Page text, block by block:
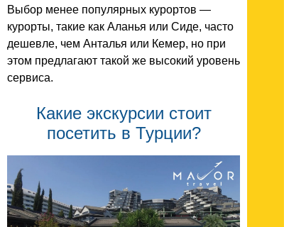
Выбор менее популярных курортов —
курорты, такие как Аланья или Сиде, часто
дешевле, чем Анталья или Кемер, но при
этом предлагают такой же высокий уровень
сервиса.
Какие экскурсии стоит
посетить в Турции?